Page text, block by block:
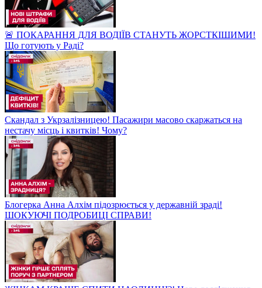
🚨 ПОКАРАННЯ ДЛЯ ВОДІЇВ СТАНУТЬ ЖОРСТКІШИМИ!
Що готують у Раді?
Скандал з Укрзалізницею! Пасажири масово скаржаться на
нестачу місць і квитків! Чому?
Блогерка Анна Алхім підозрюється у державній зраді!
ШОКУЮЧІ ПОДРОБИЦІ СПРАВИ!